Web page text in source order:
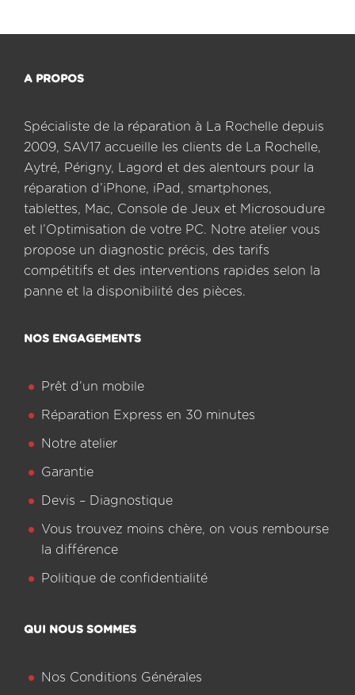
A PROPOS
Spécialiste de la réparation à La Rochelle depuis
2009, SAV17 accueille les clients de La Rochelle,
Aytré, Périgny, Lagord et des alentours pour la
réparation d’iPhone, iPad, smartphones,
tablettes, Mac, Console de Jeux et Microsoudure
et l’Optimisation de votre PC. Notre atelier vous
propose un diagnostic précis, des tarifs
compétitifs et des interventions rapides selon la
panne et la disponibilité des pièces.
NOS ENGAGEMENTS
Prêt d’un mobile
Réparation Express en 30 minutes
Notre atelier
Garantie
Devis – Diagnostique
Vous trouvez moins chère, on vous rembourse
la différence
Politique de confidentialité
QUI NOUS SOMMES
Nos Conditions Générales